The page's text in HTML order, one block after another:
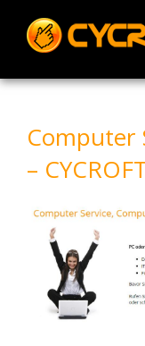
content
Computer
–